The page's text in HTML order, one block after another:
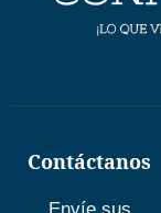
Contáctanos
Envíe sus